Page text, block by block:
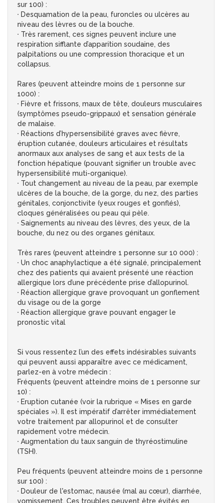
sur 100) :
· Desquamation de la peau, furoncles ou ulcères au
niveau des lèvres ou de la bouche.
· Très rarement, ces signes peuvent inclure une
respiration sifflante d’apparition soudaine, des
palpitations ou une compression thoracique et un
collapsus.
Rares (peuvent atteindre moins de 1 personne sur
1000) :
· Fièvre et frissons, maux de tête, douleurs musculaires
(symptômes pseudo-grippaux) et sensation générale
de malaise.
· Réactions d’hypersensibilité graves avec fièvre,
éruption cutanée, douleurs articulaires et résultats
anormaux aux analyses de sang et aux tests de la
fonction hépatique (pouvant signifier un trouble avec
hypersensibilité muti-organique).
· Tout changement au niveau de la peau, par exemple
ulcères de la bouche, de la gorge, du nez, des parties
génitales, conjonctivite (yeux rouges et gonflés),
cloques généralisées ou peau qui pèle.
· Saignements au niveau des lèvres, des yeux, de la
bouche, du nez ou des organes génitaux.
Très rares (peuvent atteindre 1 personne sur 10 000) :
· Un choc anaphylactique a été signalé, principalement
chez des patients qui avaient présenté une réaction
allergique lors d’une précédente prise d’allopurinol.
· Réaction allergique grave provoquant un gonflement
du visage ou de la gorge
· Réaction allergique grave pouvant engager le
pronostic vital
Si vous ressentez l’un des effets indésirables suivants
qui peuvent aussi apparaître avec ce médicament,
parlez-en à votre médecin :
Fréquents (peuvent atteindre moins de 1 personne sur
10) :
· Eruption cutanée (voir la rubrique « Mises en garde
spéciales »). Il est impératif d’arrêter immédiatement
votre traitement par allopurinol et de consulter
rapidement votre médecin.
· Augmentation du taux sanguin de thyréostimuline
(TSH).
Peu fréquents (peuvent atteindre moins de 1 personne
sur 100) :
· Douleur de l'estomac, nausée (mal au cœur), diarrhée,
vomissement. Ces troubles peuvent être évités en